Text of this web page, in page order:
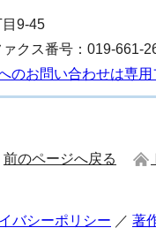
9-45
クス番号：019-661-
お問い合わせは専用
前のページへ戻る
バシーポリシー 著